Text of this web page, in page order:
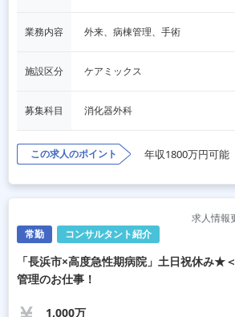
業務内容 外来、病棟管理、手術
施設区分 ケアミックス
募集科目 消化器外科
この求人のポイント 年収1800万円可能
常勤 コンサルタント紹介
求人情報
「長浜市×高度急性期病院」土日祝休み★
管理のお仕事！
1,000万